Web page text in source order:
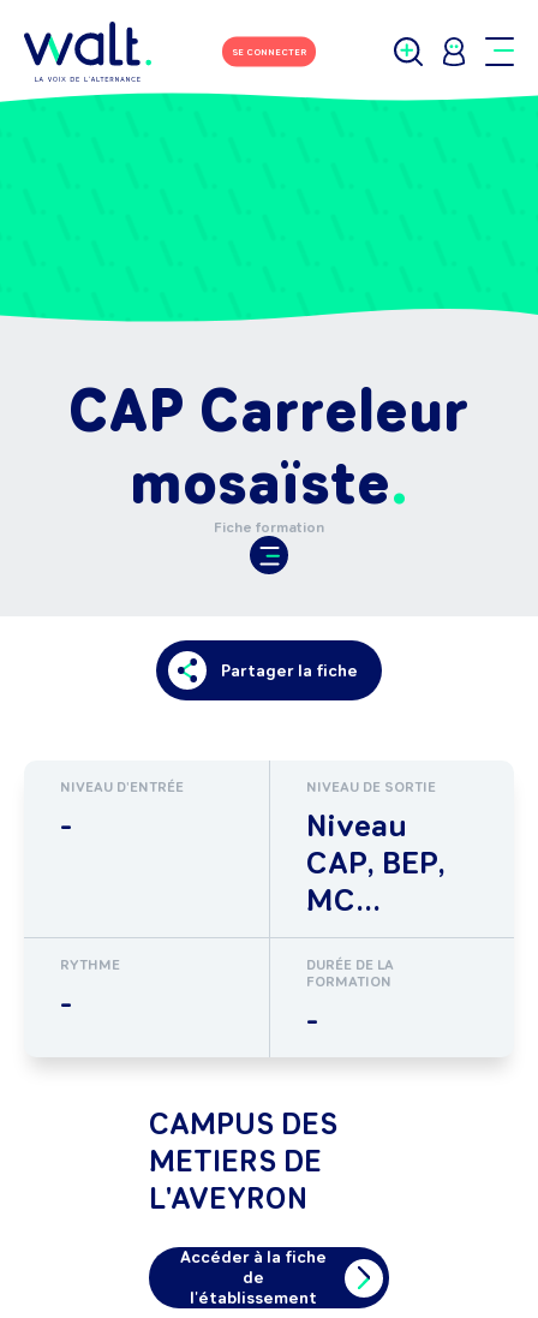
SE CONNECTER
CAP Carreleur
mosaïste
Fiche formation
Partager la fiche
NIVEAU D'ENTRÉE
-
NIVEAU DE SORTIE
Niveau
CAP, BEP,
MC...
RYTHME
-
DURÉE DE LA
FORMATION
-
CAMPUS DES
METIERS DE
L'AVEYRON
Accéder à la fiche
de
l'établissement